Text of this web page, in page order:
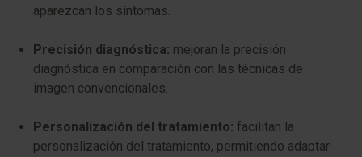
aparezcan los síntomas.
Precisión diagnóstica: mejoran la precisión
diagnóstica en comparación con las técnicas de
imagen convencionales.
Personalización del tratamiento: facilitan la
personalización del tratamiento, permitiendo adaptar